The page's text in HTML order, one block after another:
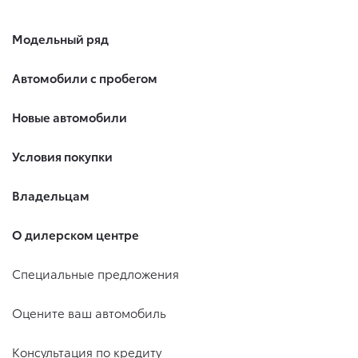
СНИЛС, реквизиты свидетельства о присвоении ИНН; данные
работы, сумма дополнительных личных доходов, совокупный
(серия, номер, дата выдачи, кем выдан); прежние ФИО с
реквизитами документа-основания, семейное положение,
страхового продукта (страховки) и (или) заключения
кредитного договора);
Оператору любыми способами, в том числе при совершении
форм на сайтах и т.п., а также путём фотографирования и
Модельный ряд
Автомобили с пробегом
Новые автомобили
Условия покупки
Владельцам
О дилерском центре
Специальные предложения
Оцените ваш автомобиль
Консультация по кредиту